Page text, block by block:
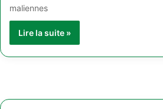
maliennes
Lire la suite »